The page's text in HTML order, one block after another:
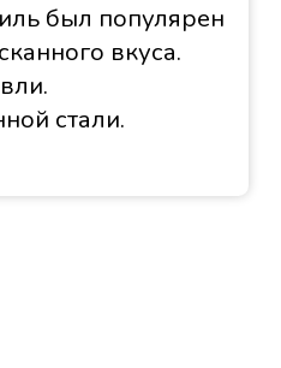
был популярен
вкуса.
стали.